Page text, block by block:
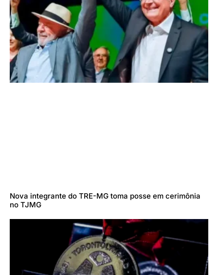
Nova integrante do TRE-MG toma posse em cerimônia
no TJMG